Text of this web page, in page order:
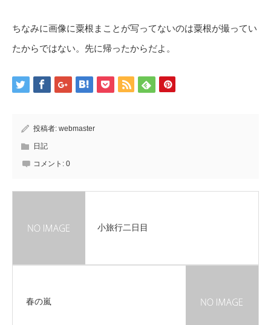
ちなみに画像に粟根まことが写ってないのは粟根が撮ってい
たからではない。先に帰ったからだよ。
投稿者: webmaster
日記
コメント: 0
小旅行二日目
春の嵐